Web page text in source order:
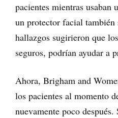
pacientes mientras usaban
un protector facial
hallazgos sugirieron que
seguros, podrían ayudar a
Ahora, Brigham and
los pacientes al momento
nuevamente poco